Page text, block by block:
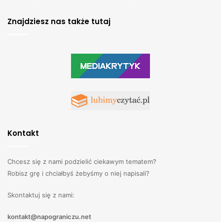
Znajdziesz nas także tutaj
Kontakt
Chcesz się z nami podzielić ciekawym tematem?
Robisz grę i chciałbyś żebyśmy o niej napisali?
Skontaktuj się z nami:
kontakt@napograniczu.net